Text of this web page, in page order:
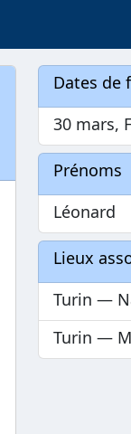
Dates de
30 mars,
Prénoms
Léonard
Lieux
Turin —
Turin —